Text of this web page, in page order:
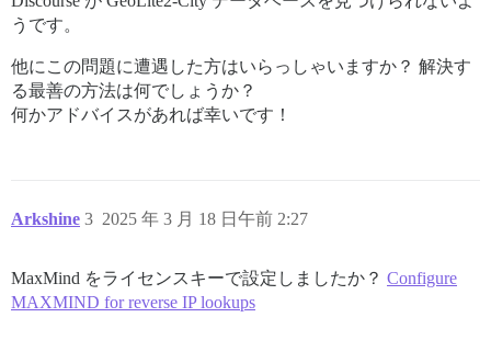
うです。
他にこの問題に遭遇した方はいらっしゃいますか？ 解決す
る最善の方法は何でしょうか？
何かアドバイスがあれば幸いです！
Arkshine 2025 年 3 月 18 日午前 2:27
3
MaxMind をライセンスキーで設定しましたか？ Configure
MAXMIND for reverse IP lookups